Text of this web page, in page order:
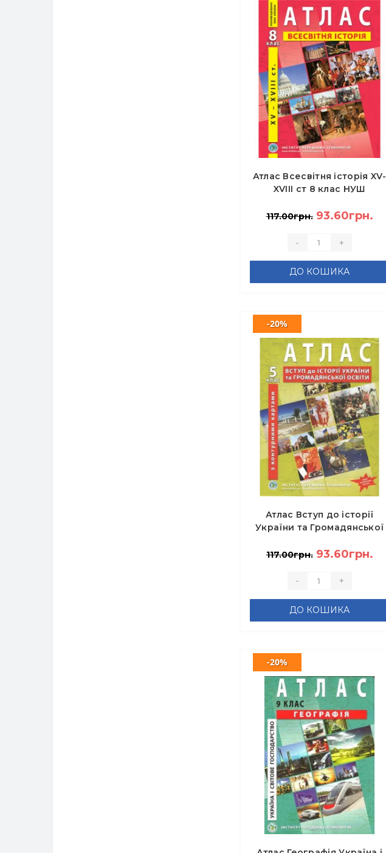
Атлас Всесвітня історія XV-
XVІІІ ст 8 клас НУШ
117.00грн. 93.60грн.
- +
ДО КОШИКА
Атлас Вступ до історії
України та Громадянської
картами 5 клас НУШ
-20%
117.00грн. 93.60грн.
- +
ДО КОШИКА
-20%